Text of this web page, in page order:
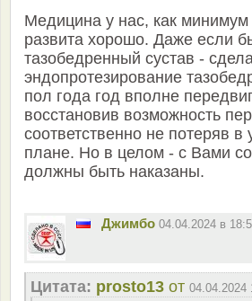
Медицина у нас, как минимум
развита хорошо. Даже если
тазобедренный сустав -
эндопротезирование
пол года год вполне
восстановив возможность
соответственно не потеряв
плане. Но в целом - с Вами
должны быть наказаны.
Джимбо 04.04.2024 в
Цитата: prosto13 от 04.04.2024